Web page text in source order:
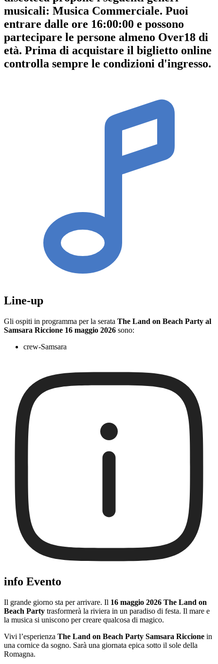
musicali: Musica Commerciale. Puoi
entrare dalle ore 16:00:00 e possono
partecipare le persone almeno Over18 di
età. Prima di acquistare il biglietto online
controlla sempre le condizioni d'ingresso.
Line-up
Gli ospiti in programma per la serata The Land on Beach Party al
Samsara Riccione 16 maggio 2026 sono:
crew-Samsara
info Evento
Il grande giorno sta per arrivare. Il 16 maggio 2026 The Land on
Beach Party trasformerà la riviera in un paradiso di festa. Il mare e
la musica si uniscono per creare qualcosa di magico.
Vivi l’esperienza The Land on Beach Party Samsara Riccione in
una cornice da sogno. Sarà una giornata epica sotto il sole della
Romagna.